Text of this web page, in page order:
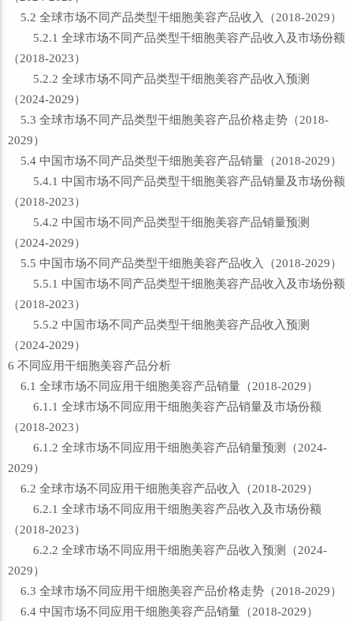
5.2 全球市场不同产品类型干细胞美容产品收入（2018-2029）
5.2.1 全球市场不同产品类型干细胞美容产品收入及市场份额
（2018-2023）
5.2.2 全球市场不同产品类型干细胞美容产品收入预测
（2024-2029）
5.3 全球市场不同产品类型干细胞美容产品价格走势（2018-
2029）
5.4 中国市场不同产品类型干细胞美容产品销量（2018-2029）
5.4.1 中国市场不同产品类型干细胞美容产品销量及市场份额
（2018-2023）
5.4.2 中国市场不同产品类型干细胞美容产品销量预测
（2024-2029）
5.5 中国市场不同产品类型干细胞美容产品收入（2018-2029）
5.5.1 中国市场不同产品类型干细胞美容产品收入及市场份额
（2018-2023）
5.5.2 中国市场不同产品类型干细胞美容产品收入预测
（2024-2029）
6 不同应用干细胞美容产品分析
6.1 全球市场不同应用干细胞美容产品销量（2018-2029）
6.1.1 全球市场不同应用干细胞美容产品销量及市场份额
（2018-2023）
6.1.2 全球市场不同应用干细胞美容产品销量预测（2024-
2029）
6.2 全球市场不同应用干细胞美容产品收入（2018-2029）
6.2.1 全球市场不同应用干细胞美容产品收入及市场份额
（2018-2023）
6.2.2 全球市场不同应用干细胞美容产品收入预测（2024-
2029）
6.3 全球市场不同应用干细胞美容产品价格走势（2018-2029）
6.4 中国市场不同应用干细胞美容产品销量（2018-2029）